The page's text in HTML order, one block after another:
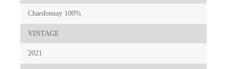
Chardonnay 100%
VINTAGE
2021